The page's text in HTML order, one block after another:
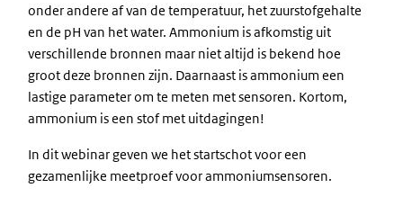
onder andere af van de temperatuur, het zuurstofgehalte
en de pH van het water. Ammonium is afkomstig uit
verschillende bronnen maar niet altijd is bekend hoe
groot deze bronnen zijn. Daarnaast is ammonium een
lastige parameter om te meten met sensoren. Kortom,
ammonium is een stof met uitdagingen!
In dit webinar geven we het startschot voor een
gezamenlijke meetproef voor ammoniumsensoren.